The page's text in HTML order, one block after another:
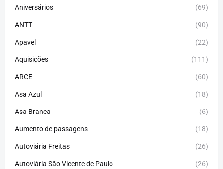
Aniversários (69)
ANTT (90)
Apavel (22)
Aquisições (111)
ARCE (60)
Asa Azul (18)
Asa Branca (6)
Aumento de passagens (18)
Autoviária Freitas (26)
Autoviária São Vicente de Paulo (26)